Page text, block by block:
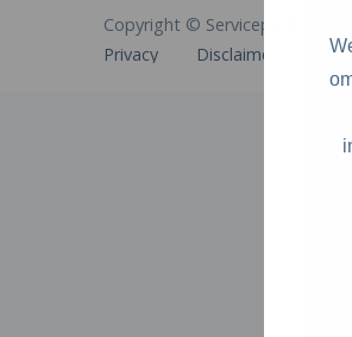
Copyright © Servicepunt Circulair
Privacy
Disclaimer